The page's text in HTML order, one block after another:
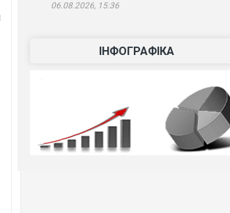
06.08.2026, 15:36
ІНФОГРАФІКА